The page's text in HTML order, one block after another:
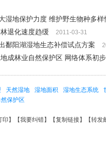
湿地保护力度 维护野生物种多样
退化速度趋缓 2011-03-31
鄱阳湖湿地生态补偿试点方案
成林业自然保护区 网络体系初
天然湿地 湿地面积 湿地生态系统
然保护区
印 】【我要纠错】【复制链接】【转发